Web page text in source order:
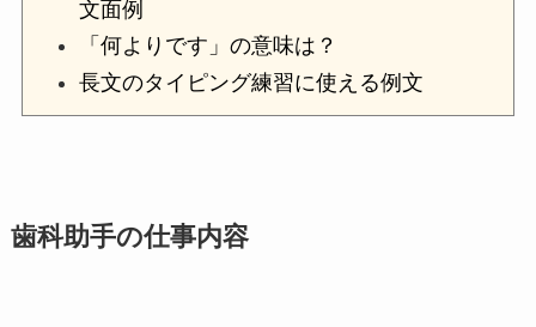
文面例
「何よりです」の意味は？
長文のタイピング練習に使える例文
歯科助手の仕事内容